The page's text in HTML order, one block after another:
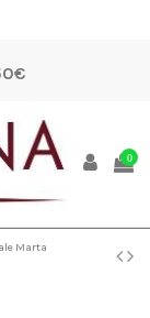
0
Marta